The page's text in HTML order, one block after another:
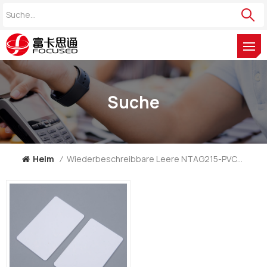
Suche
Heim / Wiederbeschreibbare Leere NTAG215-PVC-Karte